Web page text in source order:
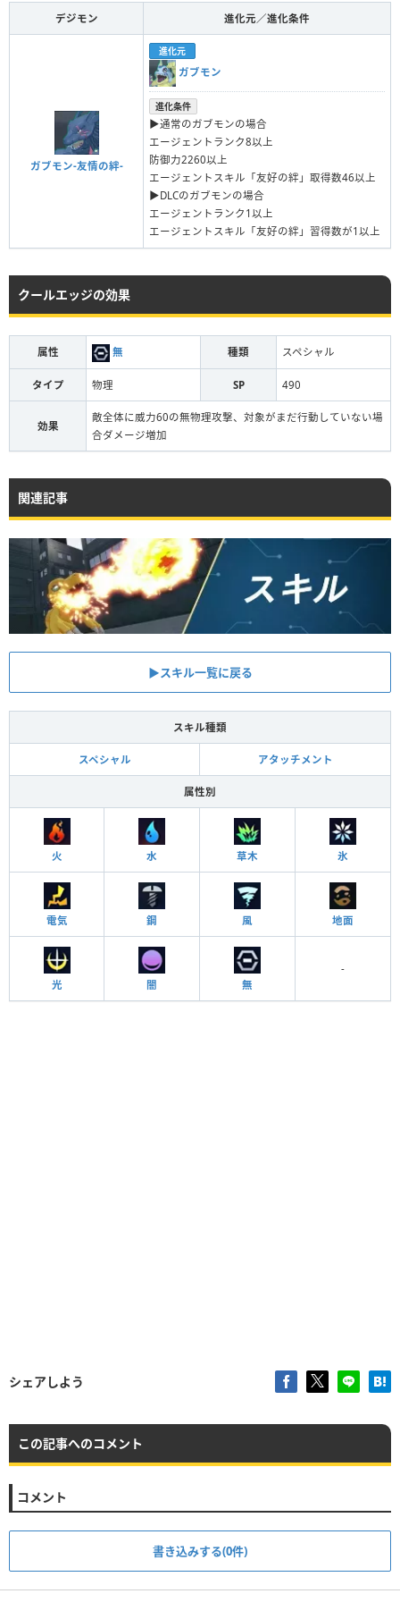
デジモン 進化元／進化条件
ガブモン-友情の絆-
進化元
ガブモン
進化条件
▶︎通常のガブモンの場合
エージェントランク8以上
防御力2260以上
エージェントスキル「友好の絆」取得数46以上
▶︎DLCのガブモンの場合
エージェントランク1以上
エージェントスキル「友好の絆」習得数が1以上
クールエッジの効果
属性 無 種類 スペシャル
タイプ 物理 SP 490
効果
敵全体に威力60の無物理攻撃、対象がまだ行動していない場
合ダメージ増加
関連記事
▶︎スキル一覧に戻る
スキル種類
スペシャル アタッチメント
属性別
火 水 草木 氷
電気 鋼 風 地面
光 闇 無
-
シェアしよう
この記事へのコメント
コメント
書き込みする(0件)